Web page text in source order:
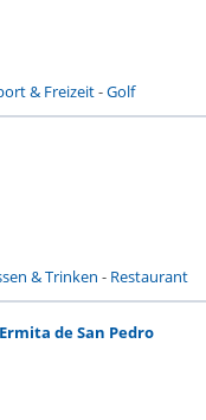
& Freizeit-Golf
& Trinken - Restaurant
de San Pedro